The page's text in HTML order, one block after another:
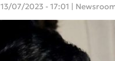
13/07/2023 - 17:01